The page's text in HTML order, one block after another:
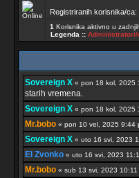
Registriranih korisnika/ca:
1 Korisnika aktivno u
Legenda :: Administratori/
Sovereign X « pon 18 kol, 2025
starih vremena.
Sovereign X « pon 18 kol, 2025
Mr.bobo « pon 10 vel, 2025 9:44
Sovereign X « uto 16 svi, 2023
El Zvonko « uto 16 svi, 2023
Mr.bobo « sub 13 svi, 2023